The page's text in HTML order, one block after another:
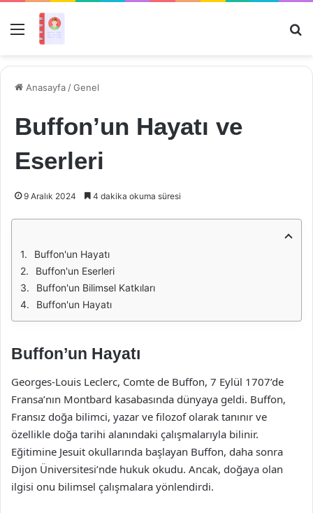
Menü
Anasayfa /Genel
Buffon’un Hayatı ve
Eserleri
9 Aralık 2024 4 dakika okuma süresi
Buffon'un Hayatı
Buffon'un Eserleri
Buffon'un Bilimsel Katkıları
Buffon'un Hayatı
Buffon’un Hayatı
Georges-Louis Leclerc, Comte de Buffon, 7 Eylül 1707’de
Fransa’nın Montbard kasabasında dünyaya geldi. Buffon,
Fransız doğa bilimci, yazar ve filozof olarak tanınır ve
özellikle doğa tarihi alanındaki çalışmalarıyla bilinir.
Eğitimine Jesuit okullarında başlayan Buffon, daha sonra
Dijon Üniversitesi’nde hukuk okudu. Ancak, doğaya olan
ilgisi onu bilimsel çalışmalara yönlendirdi.